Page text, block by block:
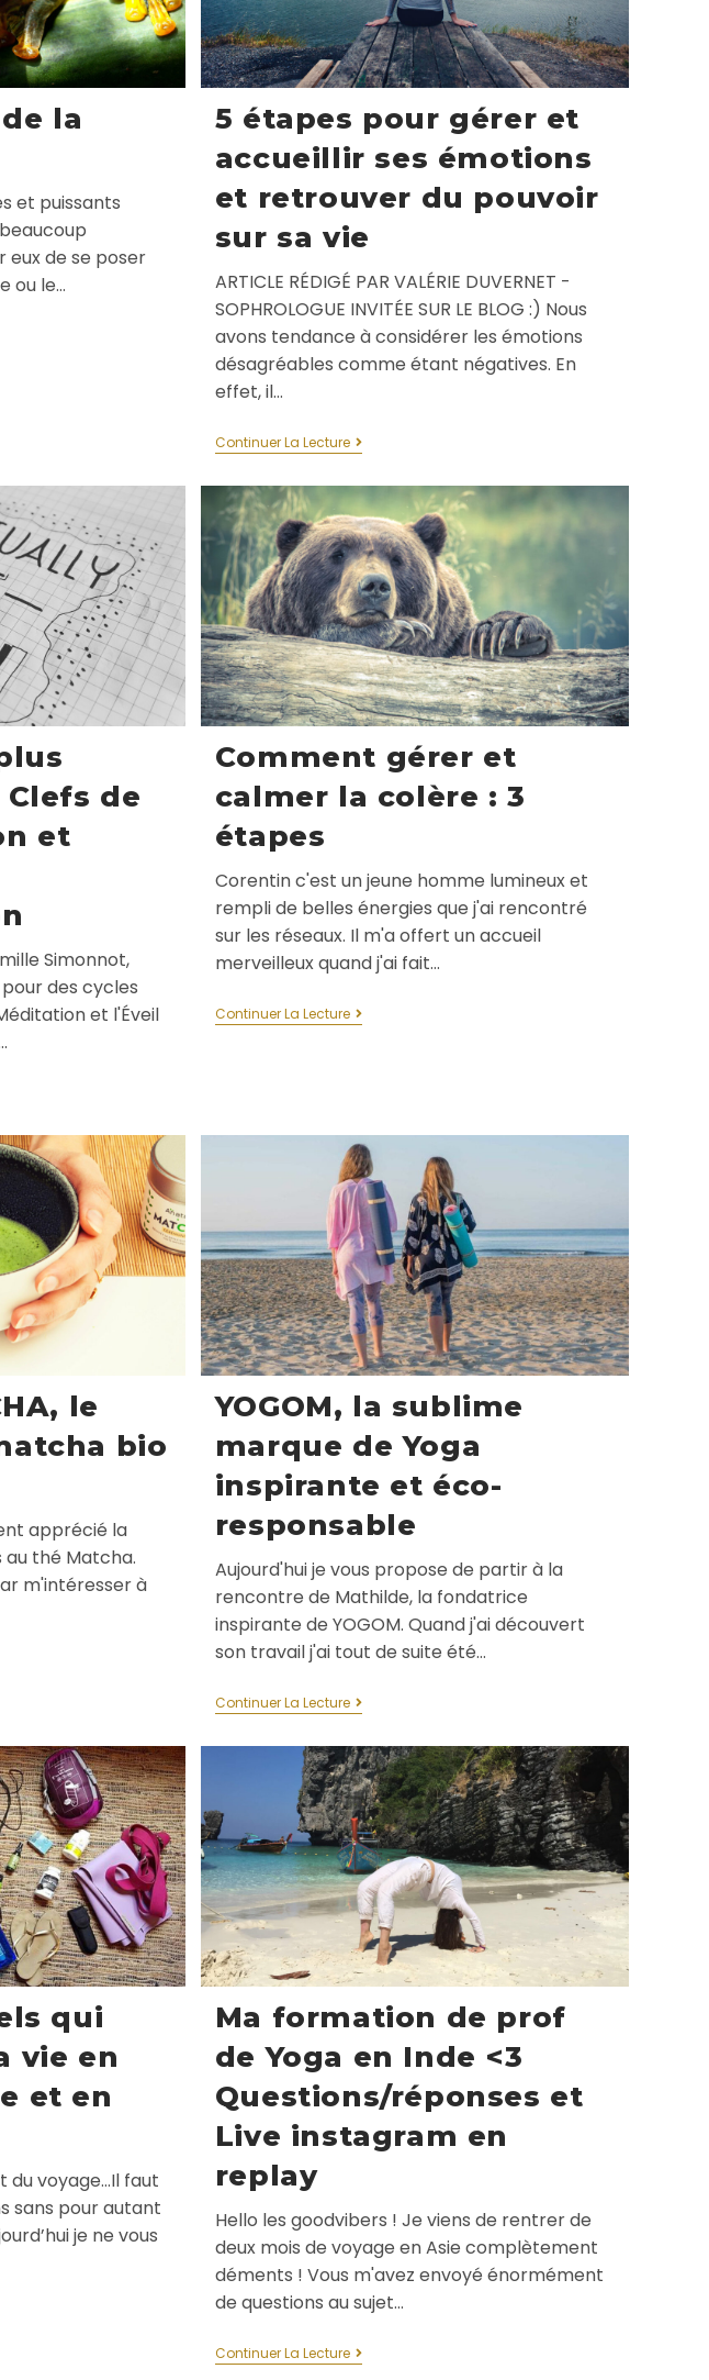
la
et puissants
eux de se poser
ou le…
5 étapes pour gérer et
accueillir ses émotions
et retrouver du pouvoir
sur sa vie
ARTICLE RÉDIGÉ PAR VALÉRIE DUVERNET -
SOPHROLOGUE INVITÉE SUR LE BLOG :) Nous
avons tendance à considérer les émotions
désagréables comme étant négatives. En
effet, il…
Continuer La Lecture
de
et
Simonnot,
des cycles
et l'Éveil
Comment gérer et
calmer la colère : 3
étapes
Corentin c'est un jeune homme lumineux et
rempli de belles énergies que j'ai rencontré
sur les réseaux. Il m'a offert un accueil
merveilleux quand j'ai fait…
Continuer La Lecture
le
bio
apprécié la
thé Matcha.
m'intéresser à
YOGOM, la sublime
marque de Yoga
inspirante et éco-
responsable
Aujourd'hui je vous propose de partir à la
rencontre de Mathilde, la fondatrice
inspirante de YOGOM. Quand j'ai découvert
son travail j'ai tout de suite été…
Continuer La Lecture
qui
vie en
et en
du voyage…Il faut
sans pour autant
je ne vous
Ma formation de prof
de Yoga en Inde <3
Questions/réponses et
Live instagram en
replay
Hello les goodvibers ! Je viens de rentrer de
deux mois de voyage en Asie complètement
déments ! Vous m'avez envoyé énormément
de questions au sujet…
Continuer La Lecture